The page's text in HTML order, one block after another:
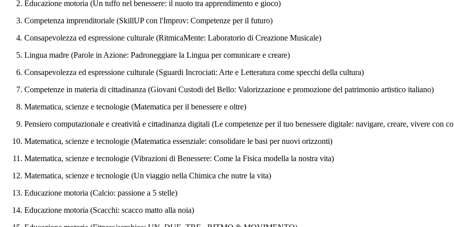
Educazione motoria (Un tuffo nel benessere: il nuoto tra apprendimento e gioco)
Competenza imprenditoriale (SkillUP con l'Improv: Competenze per il futuro)
Consapevolezza ed espressione culturale (RitmicaMente: Laboratorio di Creazione Musicale)
Lingua madre (Parole in Azione: Padroneggiare la Lingua per comunicare e creare)
Consapevolezza ed espressione culturale (Sguardi Incrociati: Arte e Letteratura come specchi della cultura)
Competenze in materia di cittadinanza (Giovani Custodi del Bello: Valorizzazione e promozione del patrimonio artistico italiano)
Matematica, scienze e tecnologie (Matematica per il benessere e oltre)
Pensiero computazionale e creatività e cittadinanza digitali (Le competenze per il tuo benessere digitale: navigare, creare, vivere con
Matematica, scienze e tecnologie (Matematica essenziale: consolidare le basi per nuovi orizzonti)
Matematica, scienze e tecnologie (Vibrazioni di Benessere: Come la Fisica modella la nostra vita)
Matematica, scienze e tecnologie (Un viaggio nella Chimica che nutre la vita)
Educazione motoria (Calcio: passione a 5 stelle)
Educazione motoria (Scacchi: scacco matto alla noia)